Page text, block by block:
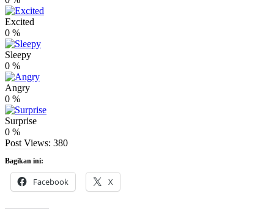
Excited
0 %
Sleepy
0 %
Angry
0 %
Surprise
0 %
Post Views: 380
Bagikan ini:
Facebook X